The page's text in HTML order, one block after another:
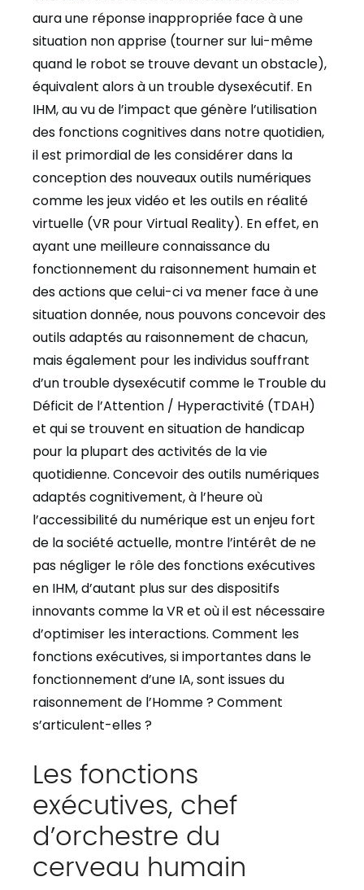
aura une réponse inappropriée face à une
situation non apprise (tourner sur lui-même
quand le robot se trouve devant un obstacle),
équivalent alors à un trouble dysexécutif. En
IHM, au vu de l’impact que génère l’utilisation
des fonctions cognitives dans notre quotidien,
il est primordial de les considérer dans la
conception des nouveaux outils numériques
comme les jeux vidéo et les outils en réalité
virtuelle (VR pour Virtual Reality). En effet, en
ayant une meilleure connaissance du
fonctionnement du raisonnement humain et
des actions que celui-ci va mener face à une
situation donnée, nous pouvons concevoir des
outils adaptés au raisonnement de chacun,
mais également pour les individus souffrant
d’un trouble dysexécutif comme le Trouble du
Déficit de l’Attention / Hyperactivité (TDAH)
et qui se trouvent en situation de handicap
pour la plupart des activités de la vie
quotidienne. Concevoir des outils numériques
adaptés cognitivement, à l’heure où
l’accessibilité du numérique est un enjeu fort
de la société actuelle, montre l’intérêt de ne
pas négliger le rôle des fonctions exécutives
en IHM, d’autant plus sur des dispositifs
innovants comme la VR et où il est nécessaire
d’optimiser les interactions. Comment les
fonctions exécutives, si importantes dans le
fonctionnement d’une IA, sont issues du
raisonnement de l’Homme ? Comment
s’articulent-elles ?
Les fonctions
exécutives, chef
d’orchestre du
cerveau humain